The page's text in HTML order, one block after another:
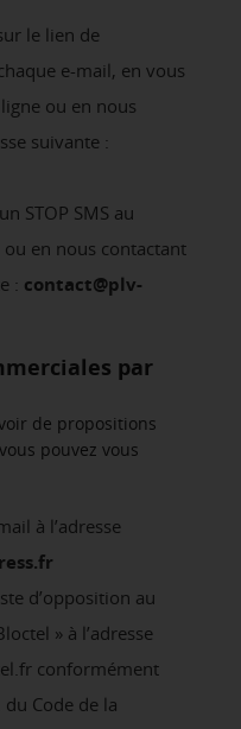
le lien de
e-mail, en vous
ou en nous
suivante :
STOP SMS au
en nous contactant
: contact@plv-
par
de propositions
pouvez vous
à l’adresse
d’opposition au
» à l’adresse
conformément
Code de la